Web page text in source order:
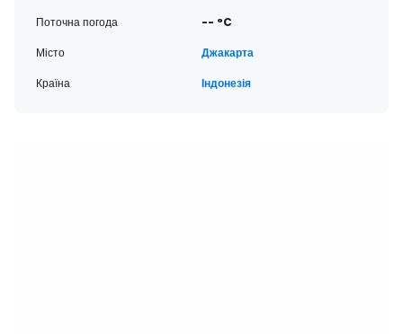
Поточна погода
-- °C
Місто
Джакарта
Країна
Індонезія